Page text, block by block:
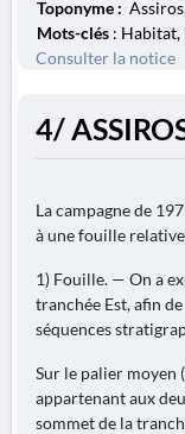
Toponyme :
Mots-clés :
Consulter la notice
4/
La campagne de
à une fouille
1) Fouille. — On a
tranchée Est, afin
séquences
Sur le palier moyen
appartenant aux
sommet de la